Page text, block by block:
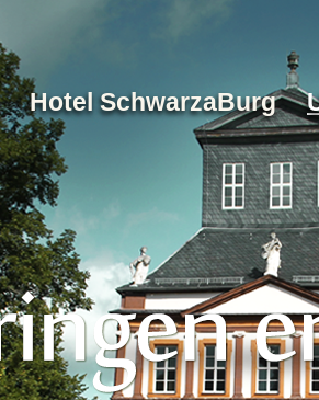
Hotel SchwarzaBurg